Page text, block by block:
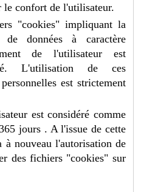
le confort de l'utilisateur.
"cookies" impliquant la
de données à caractère
de l'utilisateur est
L'utilisation de ces
est strictement
est considéré comme
jours . A l'issue de cette
à nouveau l'autorisation de
des fichiers "cookies" sur